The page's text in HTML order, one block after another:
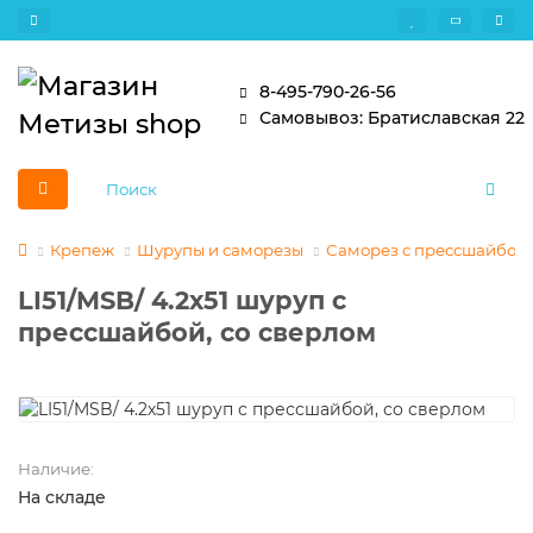
8-495-790-26-56
Самовывоз: Братиславская 22
Крепеж Шурупы и саморезы Саморез с прессшайбой
LI51/MSB/ 4.2х51 шуруп с
прессшайбой, со сверлом
Наличие:
На складе